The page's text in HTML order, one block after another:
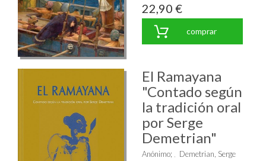
22,90 €
comprar
El Ramayana
"Contado según
la tradición oral
por Serge
Demetrian"
Anónimo;
Demetrian, Serge